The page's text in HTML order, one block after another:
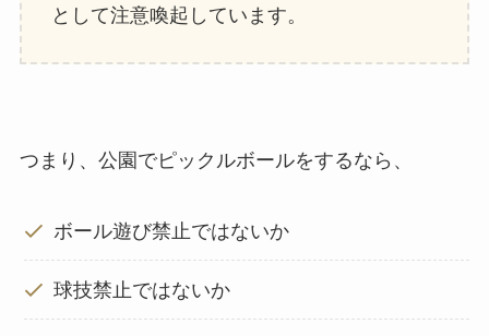
として注意喚起しています。
つまり、公園でピックルボールをするなら、
ボール遊び禁止ではないか
球技禁止ではないか